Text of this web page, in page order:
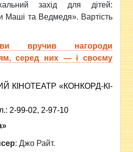
захід для дітей:
Маші та Ведмедя». Вартість
вручив нагороди
серед них — і своєму
КІ­НО­ТЕ­АТР «КОН­КОРД-КІ­
2-99-02, 2-97-10
: Джо Райт.